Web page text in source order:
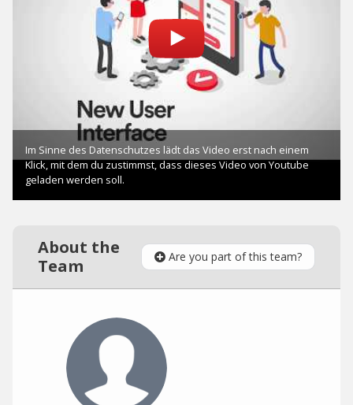
About the
Team
Are you part of this team?